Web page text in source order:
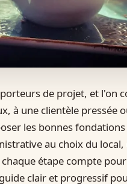
de projet, et l'on
à une clientèle pressée
les bonnes
au choix du
étape compte
clair et progressif